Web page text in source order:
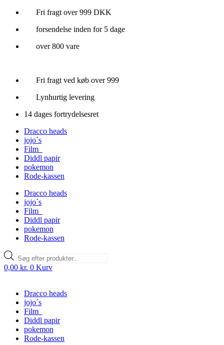
Videre
indhold
Fri fragt over 999 DKK
forsendelse inden for 5 dage
over 800 vare
Fri fragt ved køb over 999
Lynhurtig levering
14 dages fortrydelsesret
Dracco heads
jojo´s
Film
Diddl papir
pokemon
Rode-kassen
Dracco heads
jojo´s
Film
Diddl papir
pokemon
Rode-kassen
Products
search
0,00 kr. 0 Kurv
Dracco heads
jojo´s
Film
Diddl papir
pokemon
Rode-kassen